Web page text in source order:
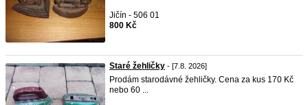
Jičín - 506 01
800 Kč
Staré žehličky - [7.8. 2026]
Prodám starodávné žehličky. Cena za kus 170 Kč
nebo 60 ...